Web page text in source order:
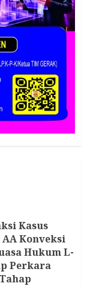
Kasus
Konveksi
Hukum L-
Perkara